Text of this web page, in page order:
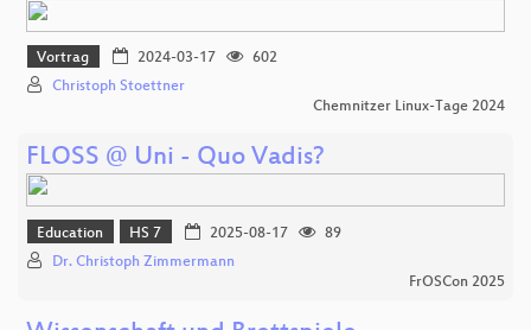
Vortrag 2024-03-17
602
Christoph Stoettner
Chemnitzer Linux-Tage 2024
FLOSS @ Uni - Quo Vadis?
Education HS 7 2025-08-17
89
Dr. Christoph Zimmermann
FrOSCon 2025